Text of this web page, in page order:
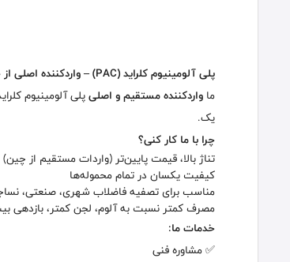
پلی آلومینیوم کلراید (PAC) – واردکننده اصلی از چین با تناژ بالا
ما واردکننده مستقیم و اصلیپلی آلومینیوم
یک.
چرا با ما کار کنی؟
تناژ بالا، قیمت پایین‌تر (واردات مستقیم از چین)
کیفیت یکسان در تمام محموله‌ها
مناسب برای تصفیه فاضلاب شهری، صنعتی،
مصرف کمتر نسبت به آلوم، لجن کمتر، بازدهی
خدمات ما:
✅ مشاوره فنی